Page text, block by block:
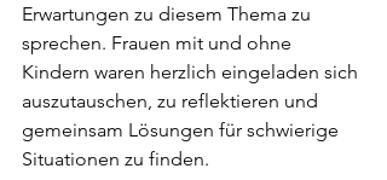
Erwartungen zu diesem Thema zu
sprechen. Frauen mit und ohne
Kindern waren herzlich eingeladen sich
auszutauschen, zu reflektieren und
gemeinsam Lösungen für schwierige
Situationen zu finden.